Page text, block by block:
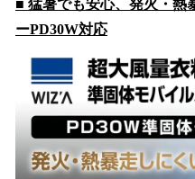
■ 猛暑でも安心、発火・
ーPD30W対応